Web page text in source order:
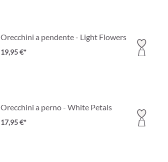
Orecchini a pendente - Light Flowers
19,95 €*
Orecchini a perno - White Petals
17,95 €*